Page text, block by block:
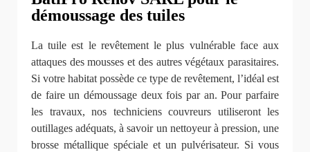
démoussage des tuiles
La tuile est le revêtement le plus vulnérable face aux
attaques des mousses et des autres végétaux parasitaires.
Si votre habitat possède ce type de revêtement, l’idéal est
de faire un démoussage deux fois par an. Pour parfaire
les travaux, nos techniciens couvreurs utiliseront les
outillages adéquats, à savoir un nettoyeur à pression, une
brosse métallique spéciale et un pulvérisateur. Si vous